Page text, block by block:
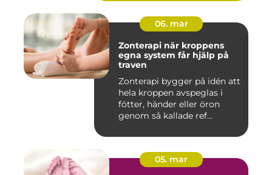
06. mar
Zonterapi när kroppens
egna system får hjälp på
traven
Zonterapi bygger på idén att
hela kroppen avspeglas i
fötter, händer eller öron
genom så kallade ref...
05. mar